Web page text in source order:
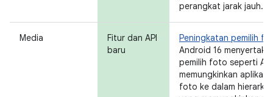
perangkat jarak jauh.
Media
Fitur dan API
baru
Peningkatan pemilih
Android 16
pemilih foto seperti
memungkinkan
foto ke dalam hierarki